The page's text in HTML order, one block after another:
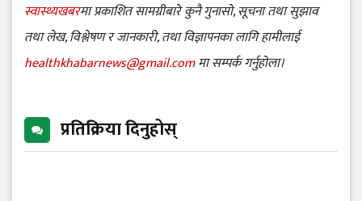
स्वास्थ्यखबरमा प्रकाशित सामग्रीबारे कुनै गुनासो, सूचना तथा सुझाव
तथा लेख, विश्लेषण र जानकारी, तथा विज्ञापनका लागि हामीलाई
healthkhabarnews@gmail.comमा सम्पर्क गर्नुहोला।
प्रतिक्रिया दिनुहोस्